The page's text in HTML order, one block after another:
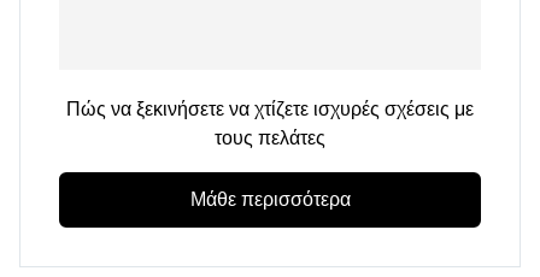
Πώς να ξεκινήσετε να χτίζετε ισχυρές σχέσεις με
τους πελάτες
Μάθε περισσότερα